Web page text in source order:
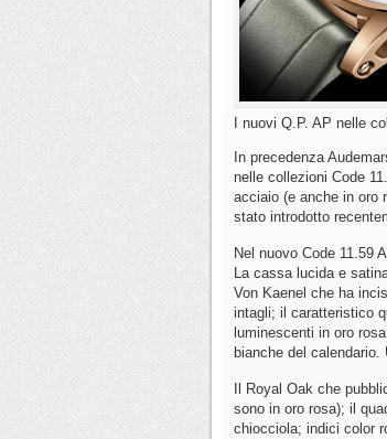
I nuovi Q.P. AP nelle
In precedenza
nelle collezioni Code
acciaio (e anche in oro
stato introdotto
Nel nuovo Code 11.59
La cassa lucida e
Von Kaenel che ha
intagli; il caratteristico
luminescenti in oro
bianche del
Il Royal Oak che
sono in oro rosa); il
chiocciola; indici color